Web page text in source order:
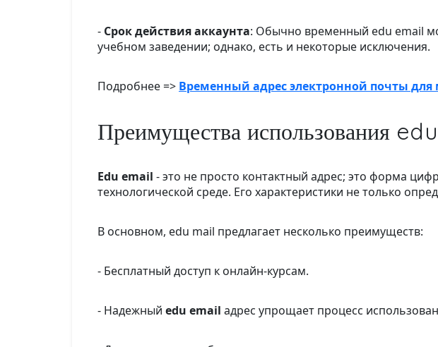
- Срок действия аккаунта: Обычно временный edu email
учебном заведении; однако, есть и некоторые исключения.
Подробнее => Временный адрес электронной почты
Преимущества использования
Edu email - это не просто контактный адрес; это форма
технологической среде. Его характеристики не только
В основном, edu mail предлагает несколько преимуществ:
- Бесплатный доступ к онлайн-курсам.
- Надежный edu email адрес упрощает процесс